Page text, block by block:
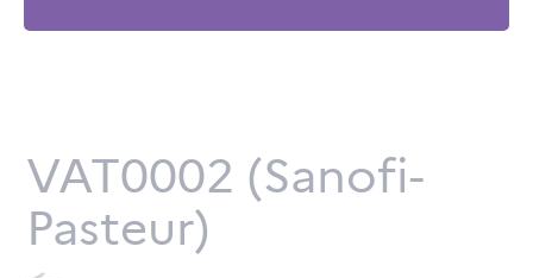
VAT0002 (Sanofi-
Pasteur)